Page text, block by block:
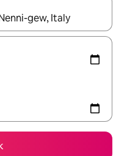
du navigera med upp- och